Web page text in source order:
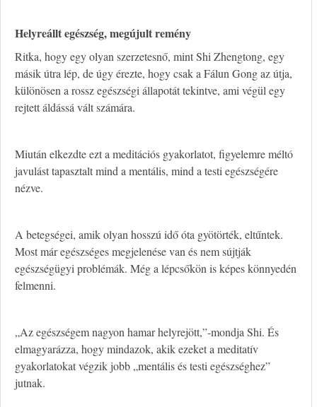
Helyreállt egészség, megújult remény
Ritka, hogy egy olyan szerzetesnő, mint Shi Zhengtong, egy
másik útra lép, de úgy érezte, hogy csak a Fálun Gong az útja,
különösen a rossz egészségi állapotát tekintve, ami végül egy
rejtett áldássá vált számára.
Miután elkezdte ezt a meditációs gyakorlatot, figyelemre méltó
javulást tapasztalt mind a mentális, mind a testi egészségére
nézve.
A betegségei, amik olyan hosszú idő óta gyötörték, eltűntek.
Most már egészséges megjelenése van és nem sújtják
egészségügyi problémák. Még a lépcsőkön is képes könnyedén
felmenni.
„Az egészségem nagyon hamar helyrejött,”-mondja Shi. És
elmagyarázza, hogy mindazok, akik ezeket a meditatív
gyakorlatokat végzik jobb „mentális és testi egészséghez”
jutnak.